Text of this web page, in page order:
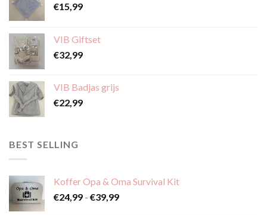
worden
de
productpagina
€15,99
VIB Giftset
€32,99
VIB Badjas grijs
€22,99
BEST SELLING
Koffer Opa & Oma Survival Kit
€24,99 - €39,99Prijsklasse: